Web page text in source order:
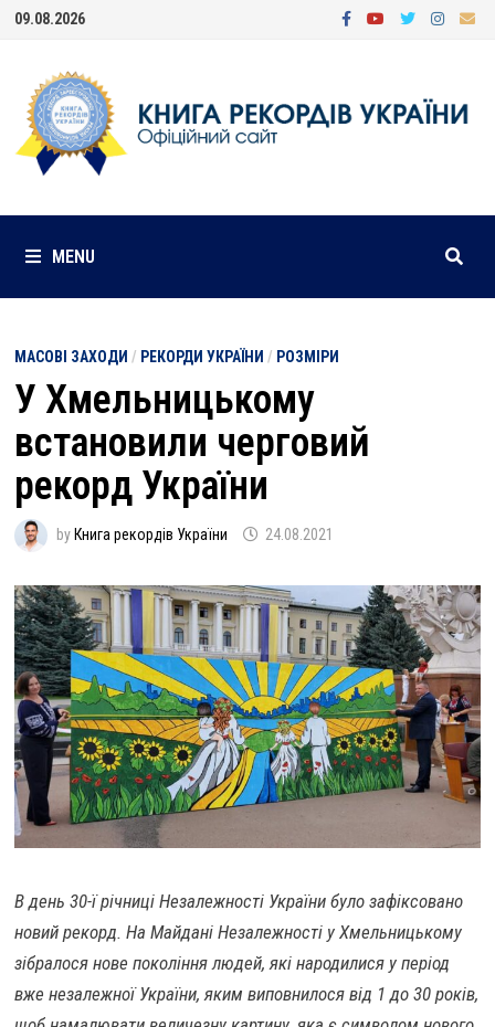
Skip09.08.2026
MENU
МАСОВІ ЗАХОДИ / РЕКОРДИ УКРАЇНИ / РОЗМІРИ
У Хмельницькому
встановили черговий
рекорд України
by Книга рекордів України 24.08.2021
В день 30-ї річниці Незалежності України було зафіксовано
новий рекорд. На Майдані Незалежності у Хмельницькому
зібралося нове покоління людей, які народилися у період
вже незалежної України, яким виповнилося від 1 до 30 років,